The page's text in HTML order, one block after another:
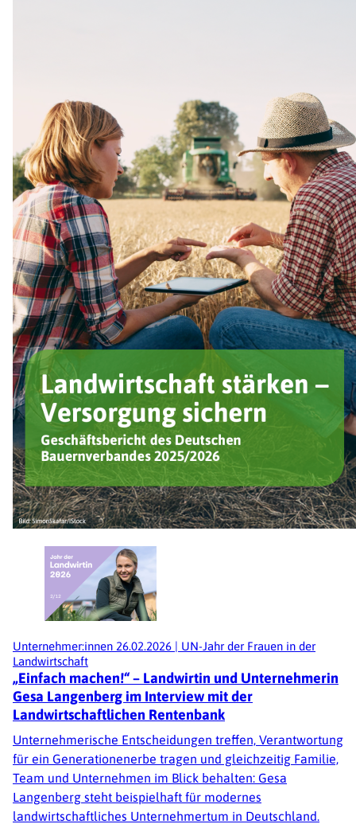
Unternehmer:innen 26.02.2026 | UN-Jahr der Frauen in der
Landwirtschaft
„Einfach machen!“ – Landwirtin und Unternehmerin
Gesa Langenberg im Interview mit der
Landwirtschaftlichen Rentenbank
Unternehmerische Entscheidungen treffen, Verantwortung
für ein Generationenerbe tragen und gleichzeitig Familie,
Team und Unternehmen im Blick behalten: Gesa
Langenberg steht beispielhaft für modernes
landwirtschaftliches Unternehmertum in Deutschland.